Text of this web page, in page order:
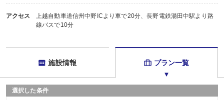
アクセス
上越自動車道信州中野ICより車で20分、長野電鉄湯田中駅より路
線バスで10分
施設情報 プラン一覧
選択した条件